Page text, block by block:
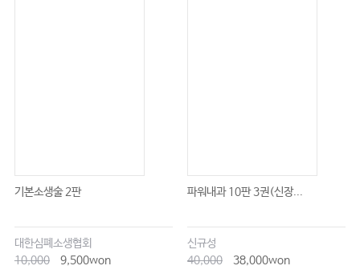
기본소생술 2판
대한심폐소생협회
10,000
9,500won
파워내과 10판 3권(신장...
신규성
40,000
38,000won